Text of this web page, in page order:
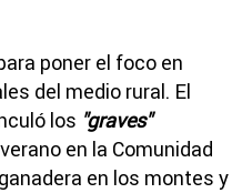
poner el foco en
del medio rural. El
los "graves"
en la Comunidad
en los montes y